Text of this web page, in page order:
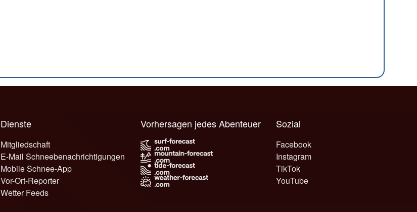
Dienste
Mitgliedschaft
E-Mail Schneebenachrichtigungen
Mobile Schnee-App
Vor-Ort-Reporter
Wetter Feeds
Sozial
Facebook
Instagram
TikTok
YouTube
Vorhersagen jedes Abenteuer